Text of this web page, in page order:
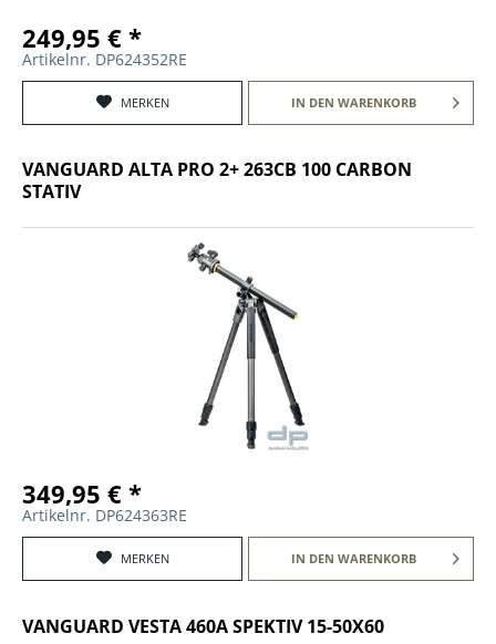
249,95 € *
Artikelnr. DP624352RE
MERKEN IN DEN WARENKORB
VANGUARD ALTA PRO 2+ 263CB 100 CARBON
STATIV
349,95 € *
Artikelnr. DP624363RE
MERKEN IN DEN WARENKORB
VANGUARD VESTA 460A SPEKTIV 15-50X60